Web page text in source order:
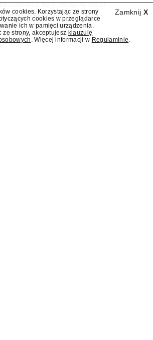
były prezes Telewizji
10 sierpnia obejmie
dyrektora Teatru im. Juliusza
Lublinie – dowiedział się
Zamknij X
cookies. Korzystając ze strony
cookies w przeglądarce
ich w pamięci urządzenia.
ze strony, akceptujesz klauzulę
. Więcej informacji w Regulaminie.